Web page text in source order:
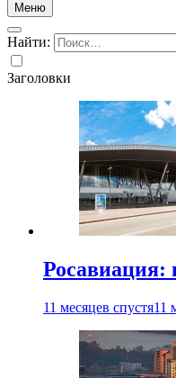
Меню
Найти:
Заголовки
Росавиация:
11 месяцев спустя11